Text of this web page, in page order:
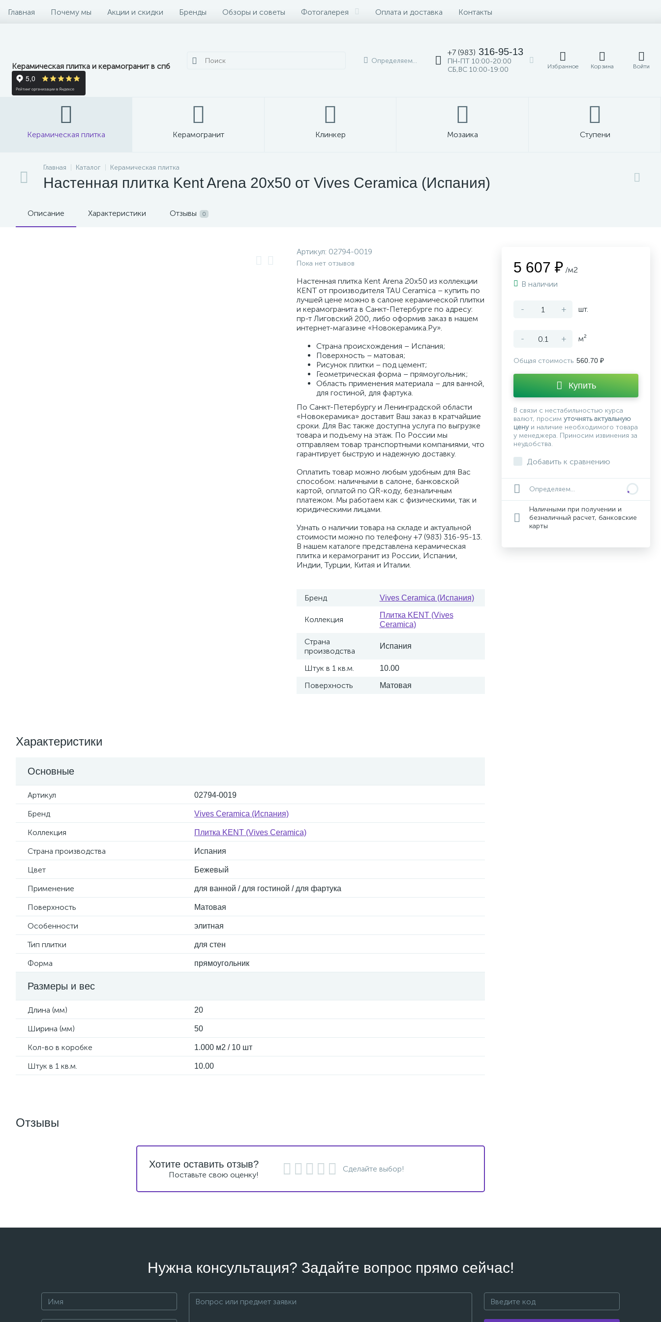
Главная Почему мы Акции и скидки Бренды Обзоры и советы Фотогалерея Оплата и доставка Контакты
Керамическая плитка и керамогранит в спб
Определяем...
+7 (983) 316-95-13
ПН-ПТ 10:00-20:00
СБ,ВС 10:00-19:00
Избранное Корзина Войти
Керамическая плитка Керамогранит Клинкер Мозаика Ступени
Главная Каталог Керамическая плитка
Настенная плитка Kent Arena 20x50 от Vives Ceramica (Испания)
Описание Характеристики Отзывы 0
Артикул: 02794-0019
Пока нет отзывов
Настенная плитка Kent Arena 20x50 из коллекции
KENT от производителя TAU Ceramica – купить по
лучшей цене можно в салоне керамической плитки
и керамогранита в Санкт-Петербурге по адресу:
пр-т Лиговский 200, либо оформив заказ в нашем
интернет-магазине «Новокерамика.Ру».
Страна происхождения – Испания;
Поверхность – матовая;
Рисунок плитки – под цемент;
Геометрическая форма – прямоугольник;
Область применения материала – для ванной,
для гостиной, для фартука.
По Санкт-Петербургу и Ленинградской области
«Новокерамика» доставит Ваш заказ в кратчайшие
сроки. Для Вас также доступна услуга по выгрузке
товара и подъему на этаж. По России мы
отправляем товар транспортными компаниями, что
гарантирует быструю и надежную доставку.
Оплатить товар можно любым удобным для Вас
способом: наличными в салоне, банковской
картой, оплатой по QR-коду, безналичным
платежом. Мы работаем как с физическими, так и
юридическими лицами.
Узнать о наличии товара на складе и актуальной
стоимости можно по телефону +7 (983) 316-95-13.
В нашем каталоге представлена керамическая
плитка и керамогранит из России, Испании,
Индии, Турции, Китая и Италии.
Бренд Vives Ceramica (Испания)
Коллекция
Плитка KENT (Vives
Ceramica)
Страна
производства
Испания
Штук в 1 кв.м. 10.00
Поверхность Матовая
Характеристики
Основные
Артикул 02794-0019
Бренд Vives Ceramica (Испания)
Коллекция Плитка KENT (Vives Ceramica)
Страна производства Испания
Цвет Бежевый
Применение для ванной / для гостиной / для фартука
Поверхность Матовая
Особенности элитная
Тип плитки для стен
Форма прямоугольник
Размеры и вес
Длина (мм) 20
Ширина (мм) 50
Кол-во в коробке 1.000 м2 / 10 шт
Штук в 1 кв.м. 10.00
5 607 ₽ /м2
В наличии
- + шт.
- + м²
Общая стоимость 560.70 ₽
Купить
В связи с нестабильностью курса
валют, просим уточнять актуальную
ценуи наличие необходимого товара
у менеджера. Приносим извинения за
неудобства.
Добавить к сравнению
Определяем...
Наличными при получении и
безналичный расчет, банковские
карты
Отзывы
Хотите оставить отзыв?
Поставьте свою оценку!
Сделайте выбор!
Нужна консультация? Задайте вопрос прямо сейчас!